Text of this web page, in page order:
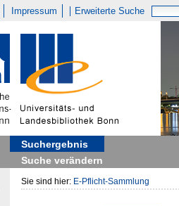
Impressum Erweiterte Suche
Suchergebnis
Suche verändern
Sie sind hier: E-Pflicht-Sammlung